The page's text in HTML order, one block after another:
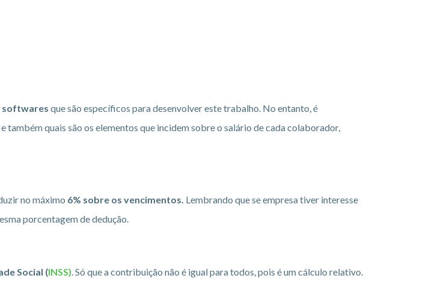
softwares que são específicos para desenvolver este trabalho. No entanto, é
quais são os elementos que incidem sobre o salário de cada colaborador,
no máximo 6% sobre os vencimentos. Lembrando que se empresa tiver interesse
porcentagem de dedução.
Social (INSS). Só que a contribuição não é igual para todos, pois é um cálculo relativo.